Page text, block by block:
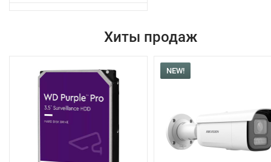
Хиты продаж
NEW!